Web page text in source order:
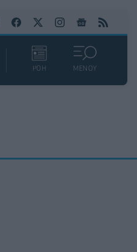
ΡΟΗ ΜΕΝΟΥ